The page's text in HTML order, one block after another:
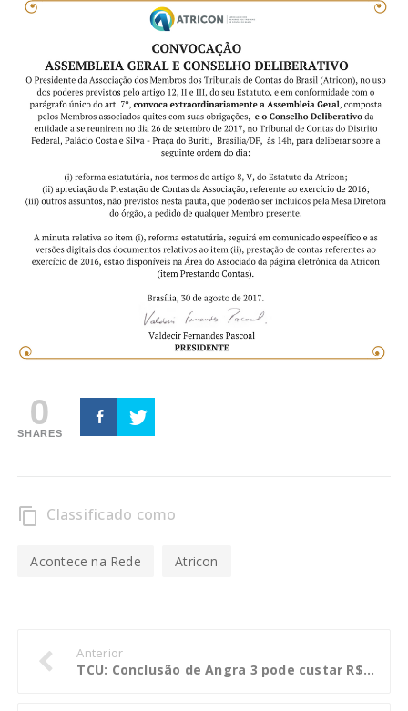
0
SHARES
content_copy Classificado como
Acontece na Rede Atricon
Anterior
TCU: Conclusão de Angra 3 pode custar R$ 25 bilhões